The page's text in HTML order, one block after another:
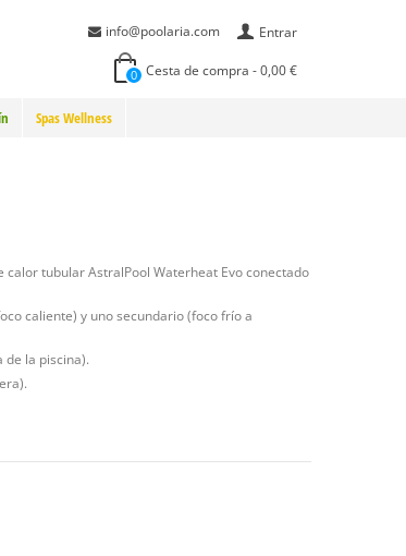
Entrar
info@poolaria.com
0 Cesta de compra -0,00 €
Spas Wellness
tubular AstralPool Waterheat Evo conectado
caliente) y uno secundario (foco frío a
de la piscina).